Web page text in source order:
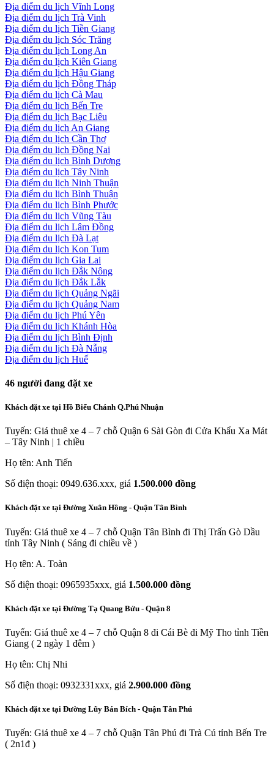
Địa điểm du lịch Vĩnh Long
Địa điểm du lịch Trà Vinh
Địa điểm du lịch Tiền Giang
Địa điểm du lịch Sóc Trăng
Địa điểm du lịch Long An
Địa điểm du lịch Kiên Giang
Địa điểm du lịch Hậu Giang
Địa điểm du lịch Đồng Tháp
Địa điểm du lịch Cà Mau
Địa điểm du lịch Bến Tre
Địa điểm du lịch Bạc Liêu
Địa điểm du lịch An Giang
Địa điểm du lịch Cần Thơ
Địa điểm du lịch Đồng Nai
Địa điểm du lịch Bình Dương
Địa điểm du lịch Tây Ninh
Địa điểm du lịch Ninh Thuận
Địa điểm du lịch Bình Thuận
Địa điểm du lịch Bình Phước
Địa điểm du lịch Vũng Tàu
Địa điểm du lịch Lâm Đồng
Địa điểm du lịch Đà Lạt
Địa điểm du lịch Kon Tum
Địa điểm du lịch Gia Lai
Địa điểm du lịch Đắk Nông
Địa điểm du lịch Đắk Lắk
Địa điểm du lịch Quảng Ngãi
Địa điểm du lịch Quảng Nam
Địa điểm du lịch Phú Yên
Địa điểm du lịch Khánh Hòa
Địa điểm du lịch Bình Định
Địa điểm du lịch Đà Nẵng
Địa điểm du lịch Huế
46 người đang đặt xe
Khách đặt xe tại Hồ Biểu Chánh Q.Phú Nhuận
Tuyến: Giá thuê xe 4 – 7 chỗ Quận 6 Sài Gòn đi Cửa Khẩu Xa Mát
– Tây Ninh | 1 chiều
Họ tên: Anh Tiến
Số điện thoại: 0949.636.xxx, giá 1.500.000 đồng
Khách đặt xe tại Đường Xuân Hồng - Quận Tân Bình
Tuyến: Giá thuê xe 4 – 7 chỗ Quận Tân Bình đi Thị Trấn Gò Dầu
tỉnh Tây Ninh ( Sáng đi chiều về )
Họ tên: A. Toàn
Số điện thoại: 0965935xxx, giá 1.500.000 đồng
Khách đặt xe tại Đường Tạ Quang Bửu - Quận 8
Tuyến: Giá thuê xe 4 – 7 chỗ Quận 8 đi Cái Bè đi Mỹ Tho tỉnh Tiền
Giang ( 2 ngày 1 đêm )
Họ tên: Chị Nhi
Số điện thoại: 0932331xxx, giá 2.900.000 đồng
Khách đặt xe tại Đường Lũy Bán Bích - Quận Tân Phú
Tuyến: Giá thuê xe 4 – 7 chỗ Quận Tân Phú đi Trà Cú tỉnh Bến Tre
( 2n1đ )